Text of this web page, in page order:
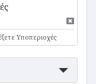
Υποπεριοχές